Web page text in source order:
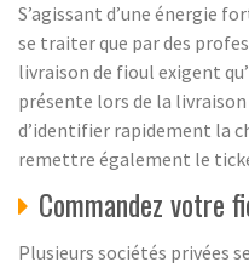
S’agissant d’une énergie
se traiter que par des
livraison de fioul exigent
présente lors de la
d’identifier rapidement la
remettre également le
Commandez votre
Plusieurs sociétés privées